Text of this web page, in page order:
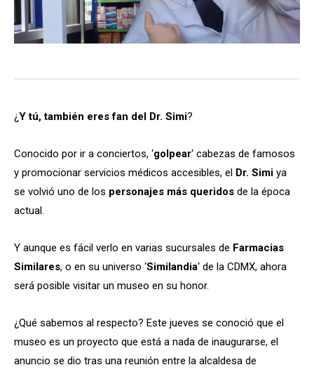
¿Y tú, también eres fan del Dr. Simi?
Conocido por ir a conciertos, ‘golpear‘ cabezas de famosos
y promocionar servicios médicos accesibles, el Dr. Simi ya
se volvió uno de los personajes más queridos de la época
actual.
Y aunque es fácil verlo en varias sucursales de Farmacias
Similares, o en su universo ‘Similandia‘ de la CDMX, ahora
será posible visitar un museo en su honor.
¿Qué sabemos al respecto? Este jueves se conoció que el
museo es un proyecto que está a nada de inaugurarse, el
anuncio se dio tras una reunión entre la alcaldesa de